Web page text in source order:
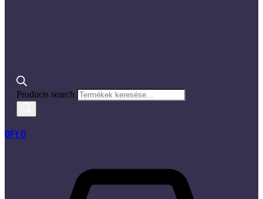
Products search
0Ft 0